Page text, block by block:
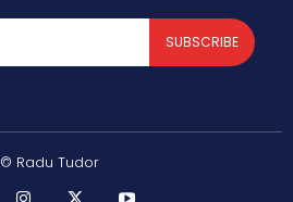
SUBSCRIBE
© Radu Tudor